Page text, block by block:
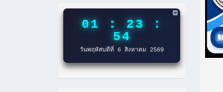
01 : 23 :
55
วันพฤหัสบดีที่ 6 สิงหาคม 2569